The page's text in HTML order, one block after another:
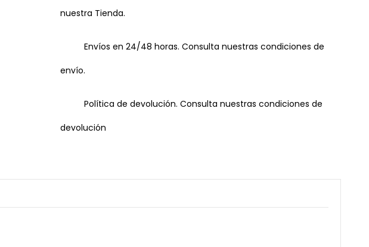
nuestra Tienda.
Envíos en 24/48 horas. Consulta nuestras condiciones de
envío.
Política de devolución. Consulta nuestras condiciones de
devolución